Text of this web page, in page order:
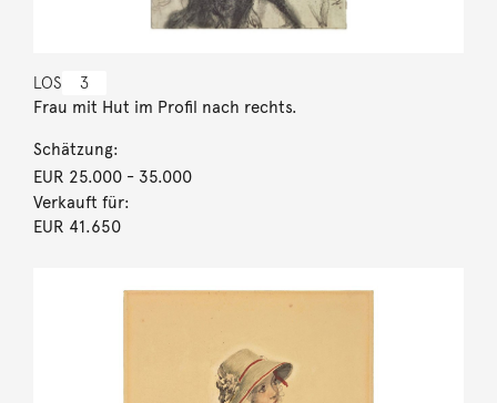
LOS 3
Frau mit Hut im Profil nach rechts.
Schätzung:
EUR 25.000- 35.000
Verkauft für:
EUR 41.650